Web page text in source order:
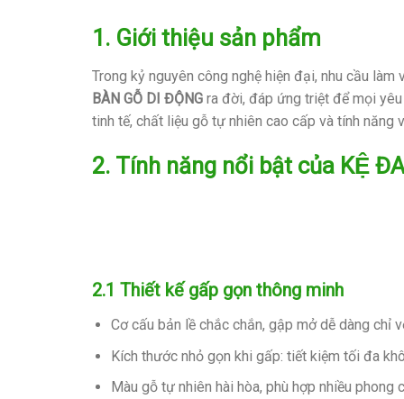
1. Giới thiệu sản phẩm
Trong kỷ nguyên công nghệ hiện đại, nhu cầu
BÀN GỖ DI ĐỘNG ra đời, đáp ứng triệt để mọi
tinh tế, chất liệu gỗ tự nhiên cao cấp và tính năng
2. Tính năng nổi bật của KỆ
2.1 Thiết kế gấp gọn thông minh
Cơ cấu bản lề chắc chắn, gập mở dễ dàng chỉ
Kích thước nhỏ gọn khi gấp: tiết kiệm tối đa
Màu gỗ tự nhiên hài hòa, phù hợp nhiều phong